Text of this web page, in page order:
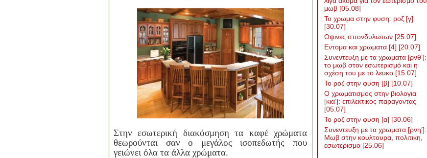
Στην εσωτερική διακόσμηση τα καφέ χρώματα
θεωρούνται σαν ο μεγάλος ισοπεδωτής που
γειώνει όλα τα άλλα χρώματα.
μωβ [05.08]
Το χρωμα στην φυση: ροζ [γ]
[30.07]
Οψινες σπονδυλωτων [25.07]
Εντομα και χρωματα [4] [20.07]
Συνεντευξη με τα χρωματα [ρνθ’]:
το μωβ στον εσωτερισμό και η
σχέση του με το λευκο [15.07]
Το ροζ στην φυση [β] [10.07]
Ο χρωματισμος στην βιολογια
[κια’]: επιλεκτικος παραγοντας
[05.07]
Το ροζ στην φυση [α] [30.06]
Συνεντευξη με τα χρωματα [ρνη’]:
Μωβ στην κουλτουρα, πολιτικη,
εσωτερισμο [25.06]